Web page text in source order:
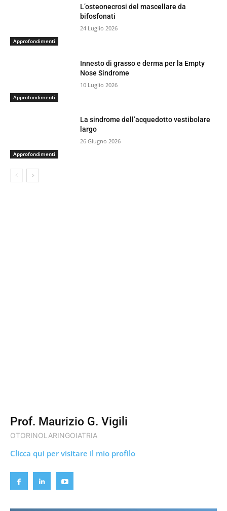
Approfondimenti
L’osteonecrosi del mascellare da
bifosfonati
24 Luglio 2026
Approfondimenti
Innesto di grasso e derma per la Empty
Nose Sindrome
10 Luglio 2026
Approfondimenti
La sindrome dell’acquedotto vestibolare
largo
26 Giugno 2026
Prof. Maurizio G. Vigili
OTORINOLARINGOIATRIA
Clicca qui per visitare il mio profilo